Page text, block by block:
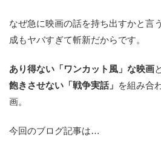
なぜ急に映画の話を持ち出すかと言
成もヤバすぎて斬新だからです。
あり得ない「ワンカット風」な映画
飽きさせない「戦争実話」 を組み合
画。
今回のブログ記事は…